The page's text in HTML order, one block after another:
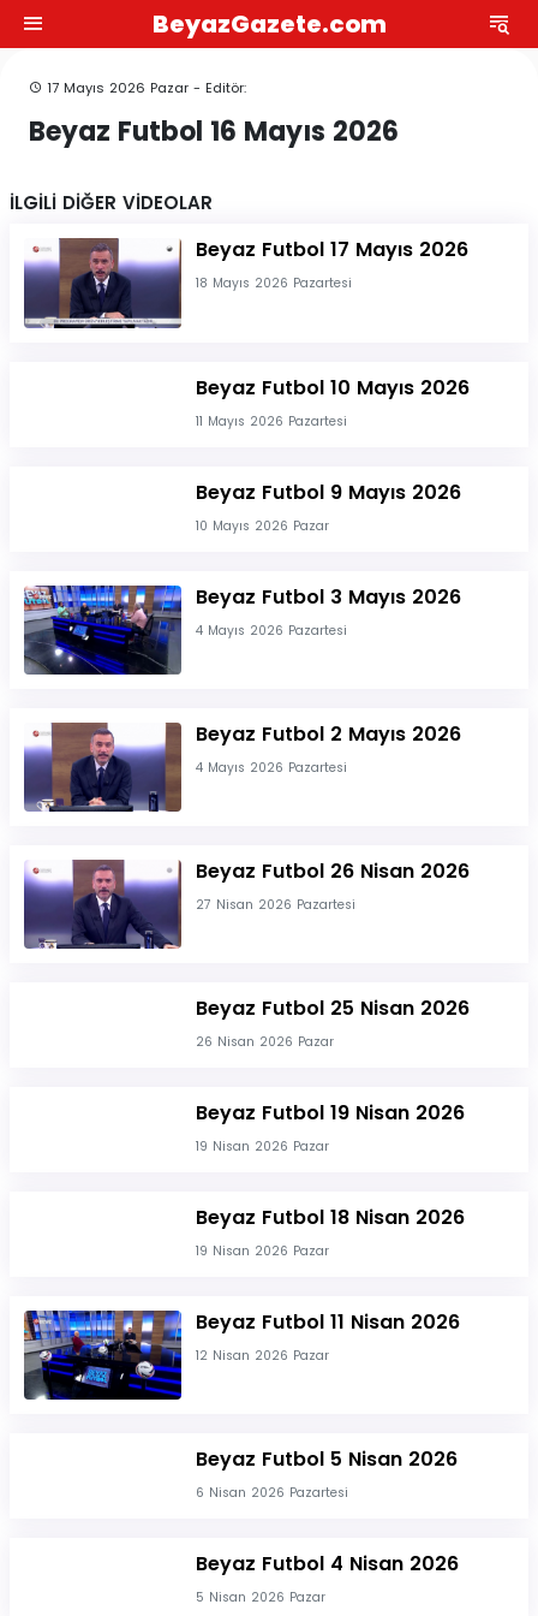
BeyazGazete.com
17 Mayıs 2026 Pazar - Editör:
Beyaz Futbol 16 Mayıs 2026
İLGİLİ DİĞER VİDEOLAR
Beyaz Futbol 17 Mayıs 2026
18 Mayıs 2026 Pazartesi
Beyaz Futbol 10 Mayıs 2026
11 Mayıs 2026 Pazartesi
Beyaz Futbol 9 Mayıs 2026
10 Mayıs 2026 Pazar
Beyaz Futbol 3 Mayıs 2026
4 Mayıs 2026 Pazartesi
Beyaz Futbol 2 Mayıs 2026
4 Mayıs 2026 Pazartesi
Beyaz Futbol 26 Nisan 2026
27 Nisan 2026 Pazartesi
Beyaz Futbol 25 Nisan 2026
26 Nisan 2026 Pazar
Beyaz Futbol 19 Nisan 2026
19 Nisan 2026 Pazar
Beyaz Futbol 18 Nisan 2026
19 Nisan 2026 Pazar
Beyaz Futbol 11 Nisan 2026
12 Nisan 2026 Pazar
Beyaz Futbol 5 Nisan 2026
6 Nisan 2026 Pazartesi
Beyaz Futbol 4 Nisan 2026
5 Nisan 2026 Pazar